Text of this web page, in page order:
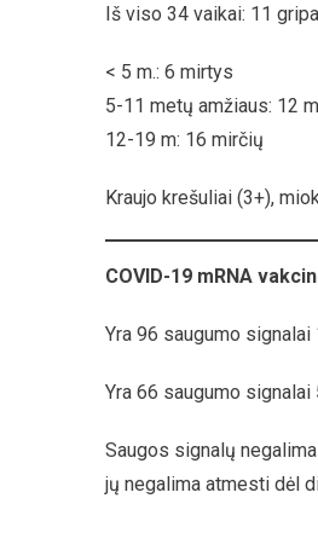
Iš viso 34 vaikai: 11
< 5 m.: 6 mirtys
5-11 metų amžiaus: 12
12-19 m: 16 mirčių
Kraujo krešuliai (3+),
COVID-19 mRNA
Yra 96 saugumo
Yra 66 saugumo
Saugos signalų
jų negalima atmesti dėl